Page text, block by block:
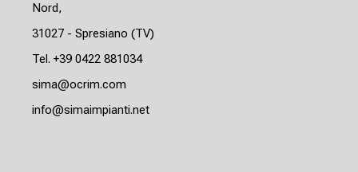
Nord,
31027 - Spresiano (TV)
Tel. +39 0422 881034
sima@ocrim.com
info@simaimpianti.net